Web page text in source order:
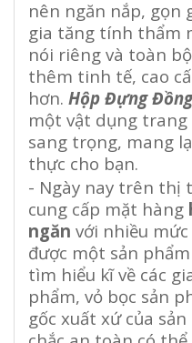
nên ngăn nắp, gọn
gia tăng tính thẩm
nói riêng và toàn
thêm tinh tế, cao
hơn. Hộp Đựng
một vật dụng
sang trọng, mang
thực cho bạn.
- Ngày nay trên thị
cung cấp mặt hàng
ngăn với nhiều
được một sản
tìm hiểu kĩ về các
phẩm, vỏ bọc sản
gốc xuất xứ của